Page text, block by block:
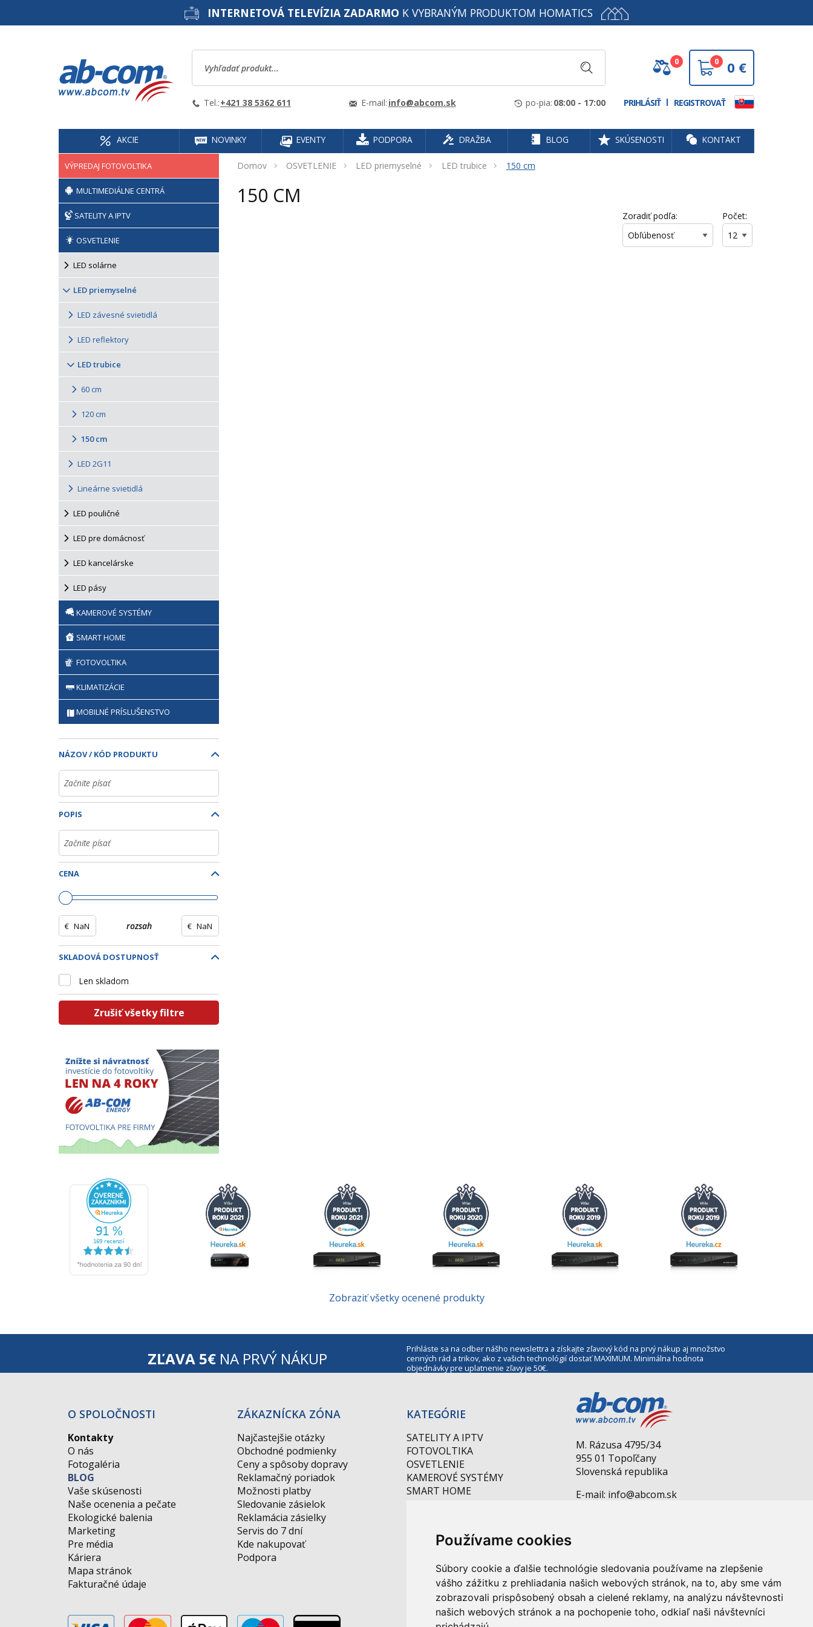
Používame cookies
Súbory cookie a ďalšie technológie sledovania používame na zlepšenie
vášho zážitku z prehliadania našich webových stránok, na to, aby sme vám
zobrazovali prispôsobený obsah a cielené reklamy, na analýzu návštevnosti
našich webových stránok a na pochopenie toho, odkiaľ naši návštevníci
INTERNETOVÁ TELEVÍZIA ZADARMO K VYBRANÝM PRODUKTOM HOMATICS
Tel.:+421 38 5362 611 E-mail: info@abcom.sk po-pia: 08:00 - 17:00
0 0 0 €
PRIHLÁSIŤ REGISTROVAŤ
AKCIE NOVINKY EVENTY PODPORA DRAŽBA BLOG SKÚSENOSTI KONTAKT
Domov OSVETLENIE LED priemyselné LED trubice 150 cm
150 CM
Zoradiť podľa: Počet:
VÝPREDAJ FOTOVOLTIKA
MULTIMEDIÁLNE CENTRÁ
SATELITY A IPTV
OSVETLENIE
LED solárne
LED priemyselné
LED závesné svietidlá
LED reflektory
LED trubice
60 cm
120 cm
150 cm
LED 2G11
Lineárne svietidlá
LED pouličné
LED pre domácnosť
LED kancelárske
LED pásy
KAMEROVÉ SYSTÉMY
SMART HOME
FOTOVOLTIKA
KLIMATIZÁCIE
MOBILNÉ PRÍSLUŠENSTVO
NÁZOV / KÓD PRODUKTU
POPIS
CENA
€ rozsah €
SKLADOVÁ DOSTUPNOSŤ
Len skladom
Zrušiť všetky filtre
Zobraziť všetky ocenené produkty
ZĽAVA 5€NA PRVÝ NÁKUP
Prihláste sa na odber nášho newslettra a získajte zľavový kód na prvý nákup aj množstvo
cenných rád a trikov, ako z vašich technológií dostať MAXIMUM. Minimálna hodnota
objednávky pre uplatnenie zľavy je 50€.
O SPOLOČNOSTI
Kontakty
O nás
Fotogaléria
BLOG
Vaše skúsenosti
Naše ocenenia a pečate
Ekologické balenia
Marketing
Pre média
Káriera
Mapa stránok
Fakturačné údaje
ZÁKAZNÍCKA ZÓNA
Najčastejšie otázky
Obchodné podmienky
Ceny a spôsoby dopravy
Reklamačný poriadok
Možnosti platby
Sledovanie zásielok
Reklamácia zásielky
Servis do 7 dní
Kde nakupovať
Podpora
KATEGÓRIE
SATELITY A IPTV
FOTOVOLTIKA
OSVETLENIE
KAMEROVÉ SYSTÉMY
SMART HOME
M. Rázusa 4795/34
955 01 Topoľčany
Slovenská republika
E-mail: info@abcom.sk